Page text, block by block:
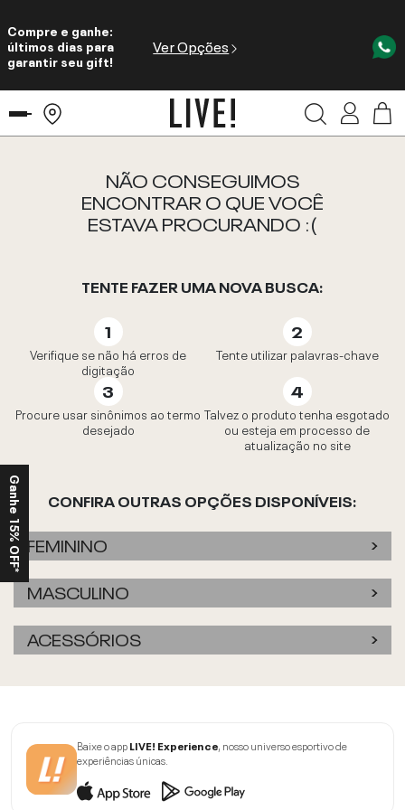
Compre e ganhe:
últimos dias para
garantir seu gift!
Ver Opções
NÃO CONSEGUIMOS
ENCONTRAR O QUE VOCÊ
ESTAVA PROCURANDO :(
TENTE FAZER UMA NOVA BUSCA:
Verifique se não há erros de
digitação
Tente utilizar palavras-chave
Procure usar sinônimos ao termo
desejado
Talvez o produto tenha esgotado
ou esteja em processo de
atualização no site
CONFIRA OUTRAS OPÇÕES DISPONÍVEIS:
FEMININO
MASCULINO
ACESSÓRIOS
Baixe o appLIVE! Experience, nosso universo esportivo de
experiências únicas.
Ganhe 15% OFF*